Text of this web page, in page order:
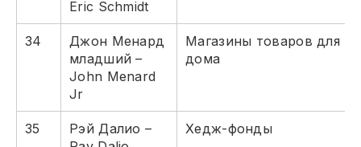
Eric Schmidt
34
Джон Менард
младший –
John Menard
Jr
Магазины товаров для
дома
35
Рэй Далио –
Хедж-фонды